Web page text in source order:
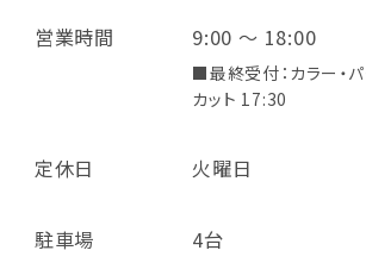
営業時間 9:00 ～ 18:00
■最終受付：カラー・
カット 17:30
定休日 火曜日
駐車場 4台